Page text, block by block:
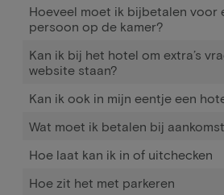
Hoeveel moet ik bijbetalen voor
persoon op de kamer?
Kan ik bij het hotel om extra’s
website staan?
Kan ik ook in mijn eentje een
Wat moet ik betalen bij
Hoe laat kan ik in of uitchecken
Hoe zit het met parkeren